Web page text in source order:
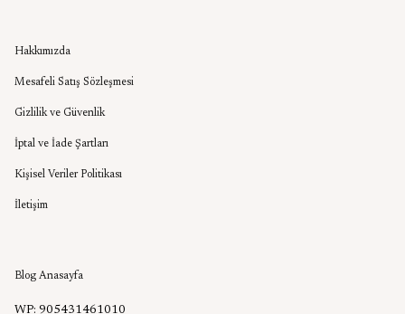
Hakkımızda
Mesafeli Satış Sözleşmesi
Gizlilik ve Güvenlik
İptal ve İade Şartları
Kişisel Veriler Politikası
İletişim
Blog Anasayfa
WP: 905431461010